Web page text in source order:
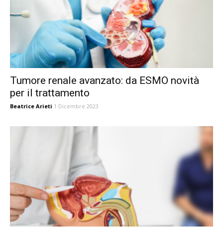
Tumore renale avanzato: da ESMO novità
per il trattamento
Beatrice Arieti 1 Dicembre 2023